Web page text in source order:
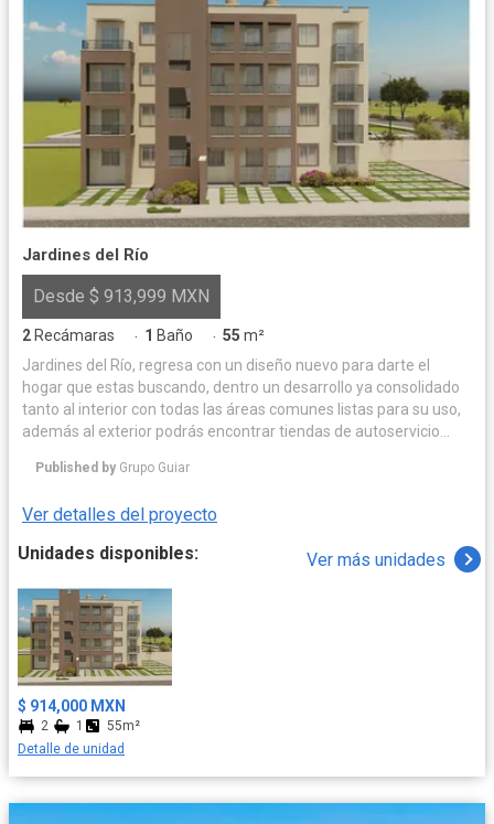
Jardines del Río
Desde $ 913,999 MXN
2 Recámaras · 1 Baño · 55 m²
Jardines del Río, regresa con un diseño nuevo para darte el
hogar que estas buscando, dentro un desarrollo ya consolidado
tanto al interior con todas las áreas comunes listas para su uso,
además al exterior podrás encontrar tiendas de autoservicio
Published by Grupo Guiar
Ver detalles del proyecto
Unidades disponibles:
Ver más unidades
$ 914,000 MXN
2 1
55m²
Detalle de unidad